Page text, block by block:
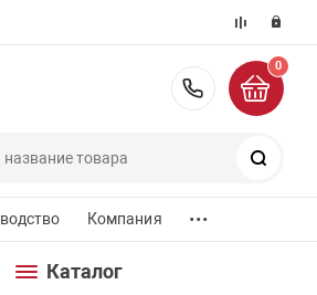
8 (800)
0
Компания ...
Каталог